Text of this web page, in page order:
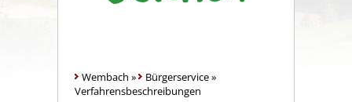
Wembach » Bürgerservice»
Verfahrensbeschreibungen